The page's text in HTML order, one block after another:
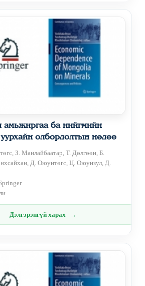
амьжиргаа ба нийгмийн
олборлолтын нөлөө
З. Манлайбаатар, Т. Дөлгөөн, Б.
Д. Оюунтөгс, Ц. Оюунзул, Д.
Дэлгэрэнгүй харах